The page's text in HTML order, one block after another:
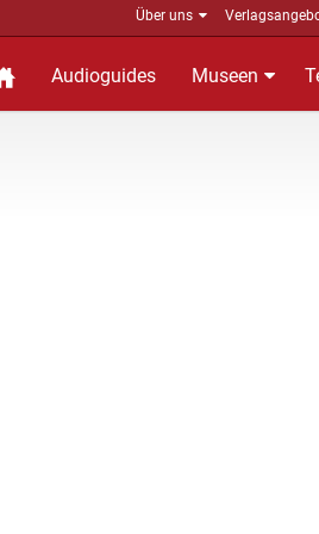
Über uns
Audioguides Museen